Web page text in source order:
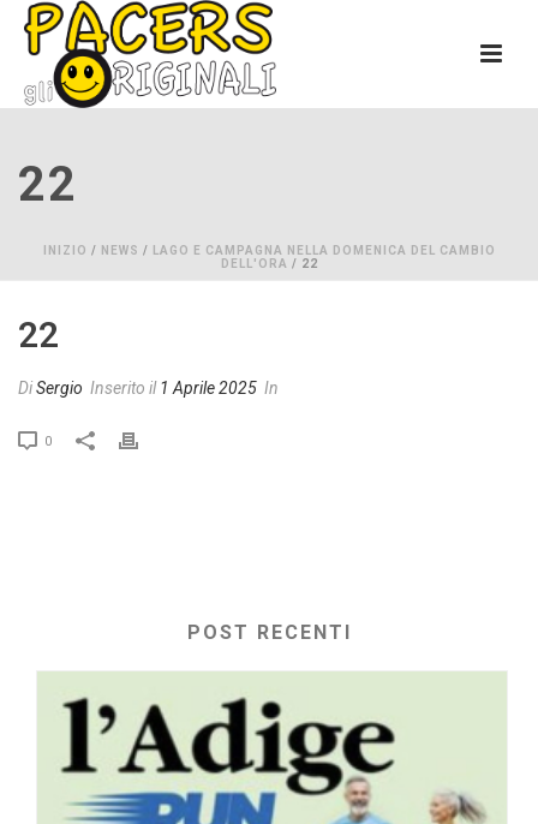
22
INIZIO / NEWS /
LAGO E CAMPAGNA NELLA DOMENICA DEL CAMBIO
DELL'ORA / 22
22
DiSergio Inserito il1 Aprile 2025 In
0
POST RECENTI